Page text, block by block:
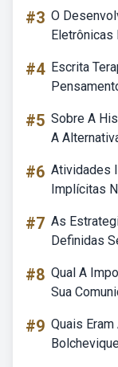
#3 O
Eletrônicas
#4 Escrita
#5 Sobre A
A
#6 Atividades
Implícitas
#7 As
Definidas
#8 Qual A
Sua
#9 Quais